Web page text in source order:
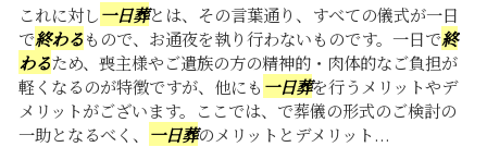
これに対し一日葬とは、その言葉通り、すべての儀式が一日
で終わるもので、お通夜を執り行わないものです。一日で終
わるため、喪主様やご遺族の方の精神的・肉体的なご負担が
軽くなるのが特徴ですが、他にも 一日葬を行うメリットやデ
メリットがございます。ここでは、で葬儀の形式のご検討の
一助となるべく、 一日葬のメリットとデメリット...